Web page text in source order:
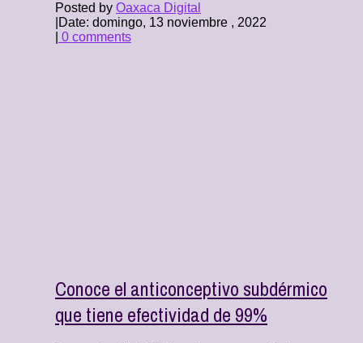
Posted by Oaxaca Digital
Date: domingo, 13 noviembre , 2022
0 comments
Conoce el anticonceptivo subdérmico
que tiene efectividad de 99%